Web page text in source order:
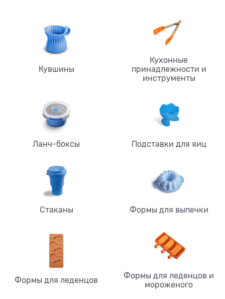
Кувшины
Кухонные
принадлежности и
инструменты
Ланч-боксы Подставки для яиц
Стаканы Формы для выпечки
Формы для леденцов
Формы для леденцов и
мороженого